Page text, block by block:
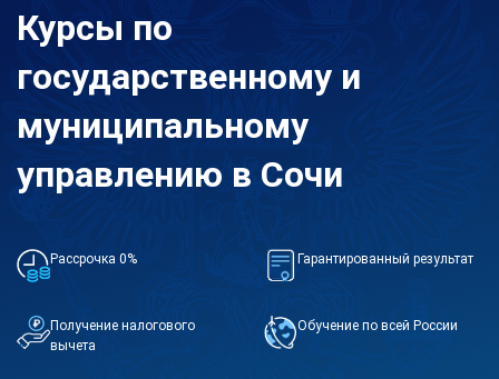
Курсы по
государственному и
муниципальному
управлению в Сочи
Рассрочка 0% Гарантированный результат
Получение налогового
вычета
Обучение по всей России